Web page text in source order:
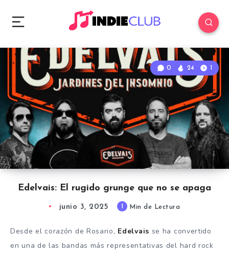
Edelvais: El rugido grunge que no se apaga
0 24 1
junio 3, 2025 Min de Lectura
Desde el corazón de Rosario, Edelvais se ha convertido
en una de las bandas más representativas del hard rock